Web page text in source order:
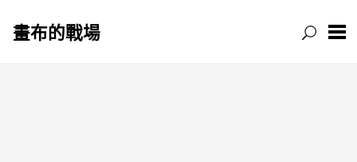
畫布的戰場